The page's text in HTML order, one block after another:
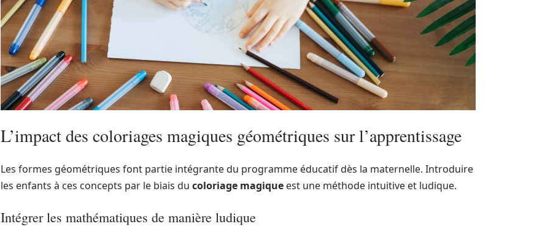
L’impact des coloriages magiques géométriques sur l’apprentissage
Les formes géométriques font partie intégrante du programme éducatif dès la maternelle. Introduire
les enfants à ces concepts par le biais du coloriage magique est une méthode intuitive et ludique.
Intégrer les mathématiques de manière ludique